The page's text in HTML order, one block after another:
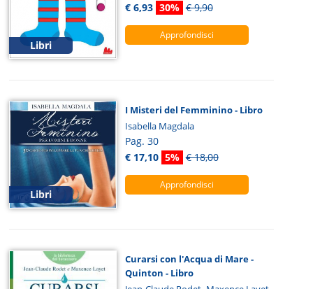
Libri
€ 6,93 30% € 9,90
Approfondisci
Libri
I Misteri del Femminino - Libro
Isabella Magdala
Pag. 30
€ 17,10 5% € 18,00
Approfondisci
Curarsi con l'Acqua di Mare -
Quinton - Libro